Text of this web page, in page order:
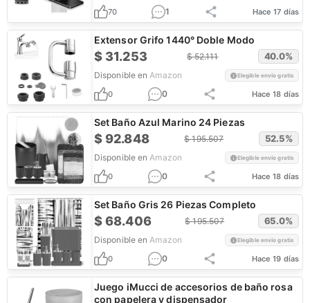
70 1 Hace 17 días
Extensor Grifo 1440° Doble Modo
$ 31.253 $52.111 40.0%
Disponible en Amazon Elegible envío gratis
0 0 Hace 18 días
Set Baño Azul Marino 24 Piezas
$ 92.848 $195.507 52.5%
Disponible en Amazon Elegible envío gratis
0 0 Hace 18 días
Set Baño Gris 26 Piezas Completo
$68.406 $195.507 65.0%
Disponible en Amazon Elegible envío gratis
0 0 Hace 19 días
Juego iMucci de accesorios de baño rosa
con papelera y dispensador